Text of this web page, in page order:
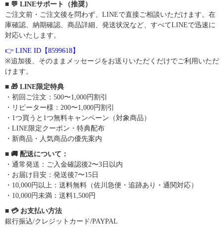
■ 💬 LINEサポート（推奨）
ご注文前・ご注文後を問わず、LINEで直接ご相談いただけます。在
庫確認、納期確認、商品詳細、発送状況など、すべてLINEで迅速に
対応いたします。
👉 LINE ID【8599618】
※追加後、そのままメッセージをお送りいただくだけでご利用いただ
けます。
■ 🎁 LINE限定特典
・初回ご注文：500〜1,000円割引
・リピーター様：200〜1,000円割引
・1つ買うと1つ無料キャンペーン（対象商品）
・LINE限定クーポン・特典配布
・新商品・人気商品の優先案内
■ 🚚 配送について：
・通常発送：ご入金確認後2〜3日以内
・お届け目安：発送後7〜15日
・10,000円以上：送料無料（佐川急便・追跡あり・通関対応）
・10,000円未満：送料1,500円
■ 💳 お支払い方法
銀行振込/クレジットカード/PAYPAL